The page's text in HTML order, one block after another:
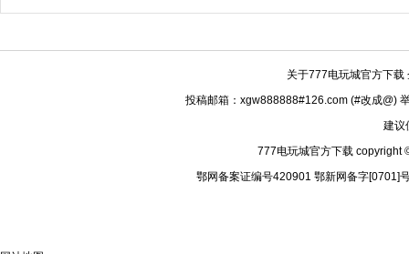
关于777电玩城官方下载
投稿邮箱：xgw888888#126.com (#改成@)
建议
777电玩城官方下载 copyright
鄂网备案证编号420901 鄂新网备字[0701]